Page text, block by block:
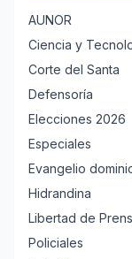
AUNOR
Ciencia y
Corte del Santa
Defensoría
Elecciones 2026
Especiales
Evangelio
Hidrandina
Libertad de
Policiales